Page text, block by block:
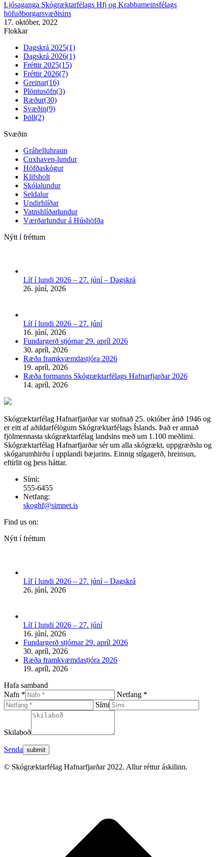
Ljósaganga Skógræktarfélags Hfj og Krabbameinsfélags
höfuðborgarsvæðisins
17. október, 2022
Flokkar
Dagskrá 2025(1)
Dagskrá 2026(1)
Fréttir 2025(15)
Fréttir 2026(7)
Greinar(16)
Plöntusöfn(3)
Ræður(30)
Svæðin(9)
Þöll(2)
Svæðin
Gráhelluhraun
Cuxhaven-lundur
Höfðaskógur
Klifsholt
Skólalundur
Seldalur
Undirhlíðar
Vatnshlíðarlundur
Værðarlundur á Húshöfða
Nýtt í fréttum
Líf í lundi 2026 – 27. júní – Dagskrá
26. júní, 2026
Líf í lundi 2026 – 27. júní
16. júní, 2026
Fundargerð stjórnar 29. apríl 2026
30. apríl, 2026
Ræða framkvæmdastjóra 2026
19. apríl, 2026
Ræða formanns Skógræktarfélags Hafnarfjarðar 2026
14. apríl, 2026
Skógræktarfélag Hafnarfjarðar var stofnað 25. október árið 1946 og
er eitt af aðildarfélögum Skógræktarfélags Íslands. Það er annað
fjölmennasta skógræktarfélag landsins með um 1.100 meðlimi.
Skógræktarfélag Hafnarfjarðar sér um alla skógrækt, uppgræðslu og
skógarumhirðu í upplandi bæjarins. Einnig stígagerð, hreinsun,
eftirlit og þess háttar.
Sími:
555-6455
Netfang:
skoghf@simnet.is
Find us on:
Facebook
new
window
Nýtt í fréttum
Líf í lundi 2026 – 27. júní – Dagskrá
26. júní, 2026
Líf í lundi 2026 – 27. júní
16. júní, 2026
Fundargerð stjórnar 29. apríl 2026
30. apríl, 2026
Ræða framkvæmdastjóra 2026
19. apríl, 2026
Hafa samband
Nafn *
Netfang *
Sími
Skilaboð
Senda
© Skógræktarfélag Hafnarfjarðar 2022. Allur réttur áskilinn.